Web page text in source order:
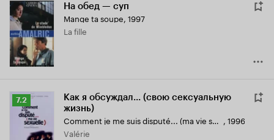
На обед — суп
Mange ta soupe, 1997
La fille
Рейтинг
Кинопоиска
7.2
7.2
Как я обсуждал... (свою сексуальную
жизнь)
Comment je me suis disputé... (ma vie sexuelle) , 1996
Valérie